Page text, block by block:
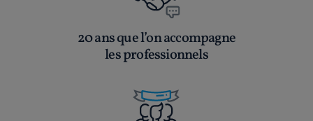
20 ans que l’on accompagne
les professionnels